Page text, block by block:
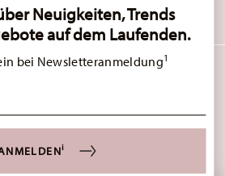
SIE UNSERE MARKEN
für Ihr Zuhause
DATENSCHUTZHINWEISE
IMPRESSUM
MWST. UNDZZGL. VERSANDKOSTEN.
IST NICHT IM NACHHINEIN VERRECHENBAR. KEINE
Neuigkeiten, Trends
auf dem Laufenden.
bei Newsletteranmeldung1
i